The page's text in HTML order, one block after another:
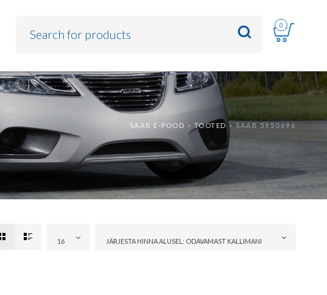
0
SAAB E-POOD > TOOTED>SAAB 5950696
16 JÄRJESTA HINNA ALUSEL: ODAVAMAST KALLIMANI